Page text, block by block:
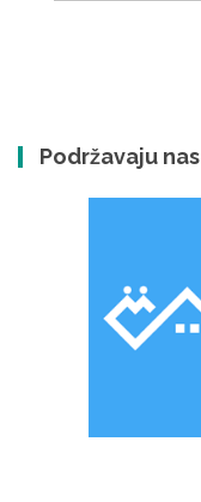
Podržavaju nas